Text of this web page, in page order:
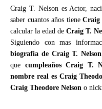
Craig T. Nelson es Actor,
saber cuantos años tieneCraig
calcular la edad de Craig T.
Siguiendo con mas
biografia de Craig T. Nelson
que cumpleaños Craig T.
nombre real es Craig
Craig Theodore Nelson o